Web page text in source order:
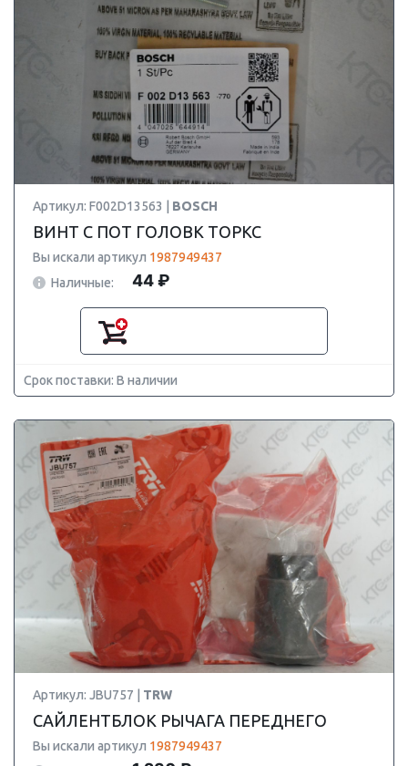
Артикул: F002D13563 | BOSCH
ВИНТ С ПОТ ГОЛОВК ТОРКС
Вы искали артикул 1987949437
Наличные:
44 ₽
Срок поставки: В наличии
Артикул: JBU757 | TRW
САЙЛЕНТБЛОК РЫЧАГА ПЕРЕДНЕГО
Вы искали артикул 1987949437